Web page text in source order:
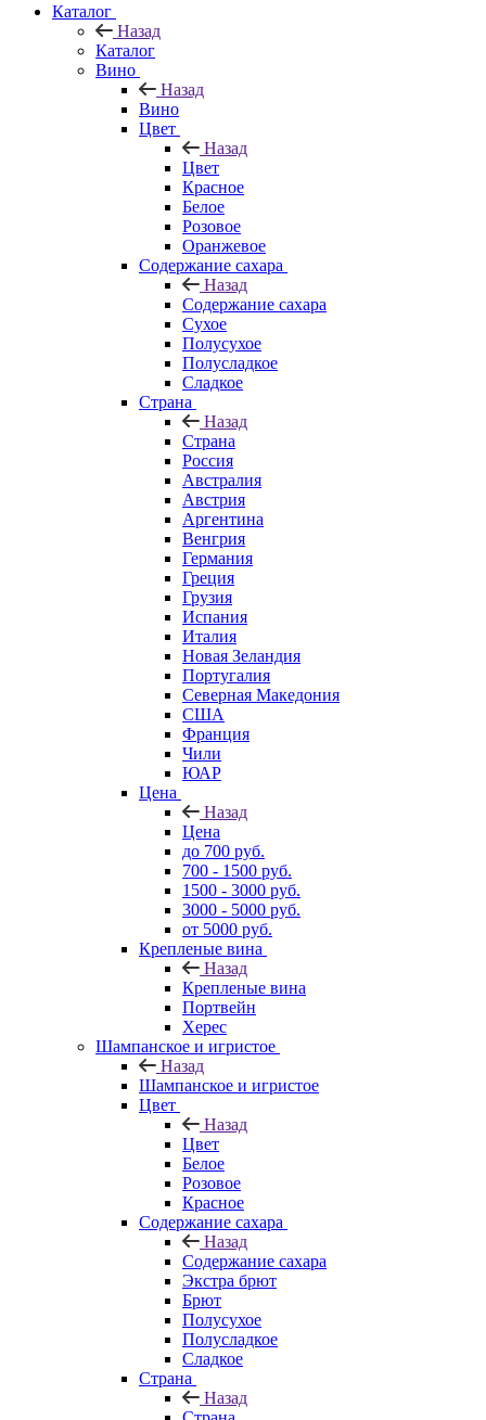
Каталог
Назад
Каталог
Вино
Назад
Вино
Цвет
Назад
Цвет
Красное
Белое
Розовое
Оранжевое
Содержание сахара
Назад
Содержание сахара
Сухое
Полусухое
Полусладкое
Сладкое
Страна
Назад
Страна
Россия
Австралия
Австрия
Аргентина
Венгрия
Германия
Греция
Грузия
Испания
Италия
Новая Зеландия
Португалия
Северная Македония
США
Франция
Чили
ЮАР
Цена
Назад
Цена
до 700 руб.
700 - 1500 руб.
1500 - 3000 руб.
3000 - 5000 руб.
от 5000 руб.
Крепленые вина
Назад
Крепленые вина
Портвейн
Херес
Шампанское и игристое
Назад
Шампанское и игристое
Цвет
Назад
Цвет
Белое
Розовое
Красное
Содержание сахара
Назад
Содержание сахара
Экстра брют
Брют
Полусухое
Полусладкое
Сладкое
Страна
Назад